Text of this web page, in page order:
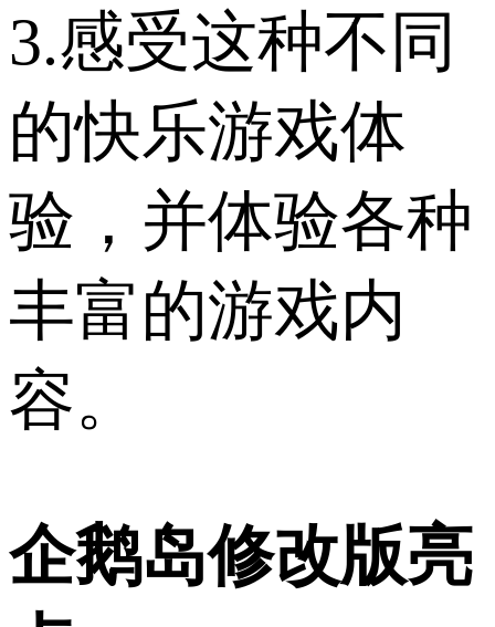
3.感受这种不同
的快乐游戏体
验，并体验各种
丰富的游戏内
容。
企鹅岛修改版亮